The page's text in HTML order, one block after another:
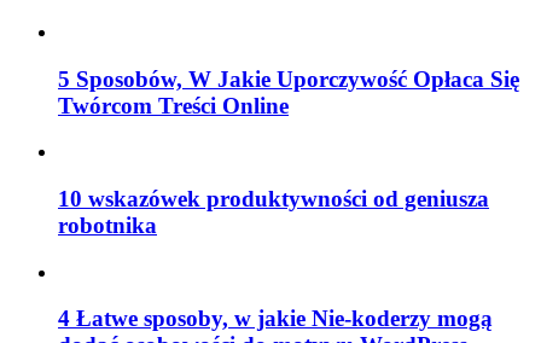
5 Sposobów, W Jakie Uporczywość Opłaca Się
Twórcom Treści Online
10 wskazówek produktywności od geniusza
robotnika
4 Łatwe sposoby, w jakie Nie-koderzy mogą